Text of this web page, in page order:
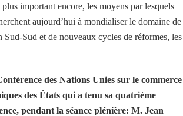
important encore, les moyens par lesquels
aujourd’hui à mondialiser le domaine de
Sud et de nouveaux cycles de réformes, les
des Nations Unies sur le commerce
des États qui a tenu sa quatrième
pendant la séance plénière: M. Jean